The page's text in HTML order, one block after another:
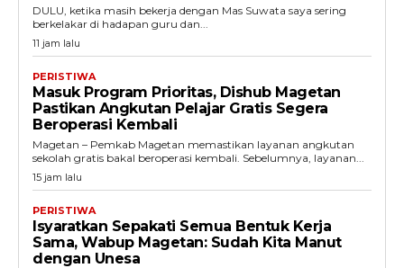
DULU, ketika masih bekerja dengan Mas Suwata saya sering
berkelakar di hadapan guru dan...
11 jam lalu
PERISTIWA
Masuk Program Prioritas, Dishub Magetan
Pastikan Angkutan Pelajar Gratis Segera
Beroperasi Kembali
Magetan – Pemkab Magetan memastikan layanan angkutan
sekolah gratis bakal beroperasi kembali. Sebelumnya, layanan...
15 jam lalu
PERISTIWA
Isyaratkan Sepakati Semua Bentuk Kerja
Sama, Wabup Magetan: Sudah Kita Manut
dengan Unesa